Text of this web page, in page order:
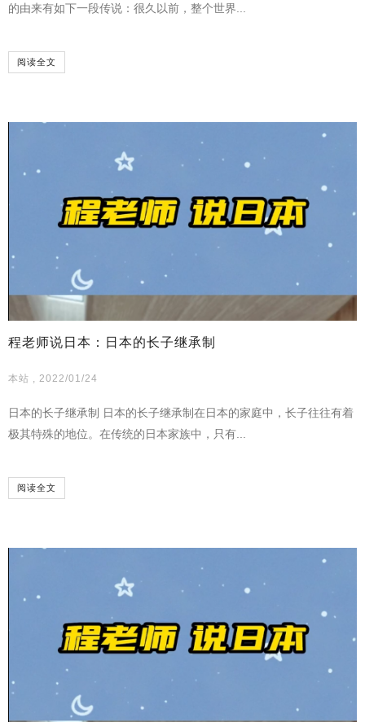
的由来有如下一段传说：很久以前，整个世界...
阅读全文
程老师说日本：日本的长子继承制
本站 , 2022/01/24
日本的长子继承制 日本的长子继承制在日本的家庭中，长子往往有着
极其特殊的地位。在传统的日本家族中，只有...
阅读全文